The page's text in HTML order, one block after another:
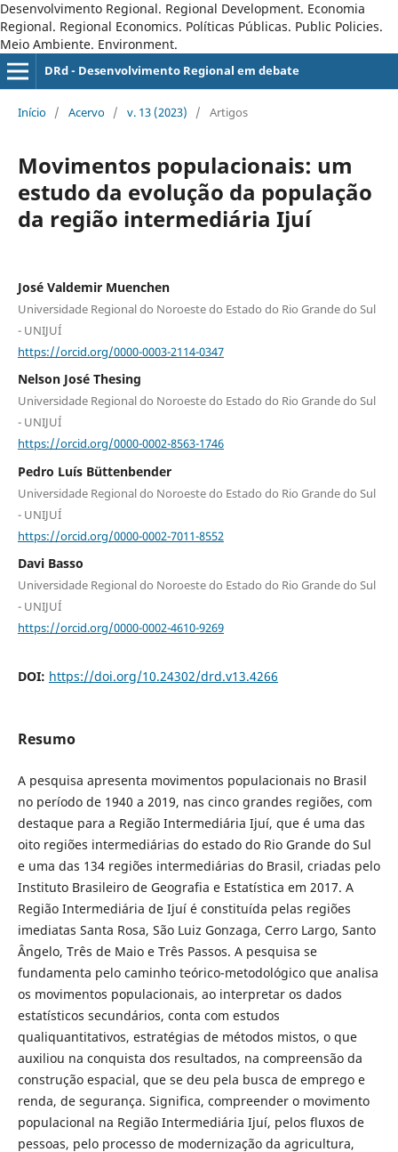
Desenvolvimento Regional. Regional Development. Economia
Regional. Regional Economics. Políticas Públicas. Public Policies.
Meio Ambiente. Environment.
DRd - Desenvolvimento Regional em debate
Início / Acervo / v. 13 (2023) / Artigos
Movimentos populacionais: um
estudo da evolução da população
da região intermediária Ijuí
José Valdemir Muenchen
Universidade Regional do Noroeste do Estado do Rio Grande do Sul
- UNIJUÍ
https://orcid.org/0000-0003-2114-0347
Nelson José Thesing
Universidade Regional do Noroeste do Estado do Rio Grande do Sul
- UNIJUÍ
https://orcid.org/0000-0002-8563-1746
Pedro Luís Büttenbender
Universidade Regional do Noroeste do Estado do Rio Grande do Sul
- UNIJUÍ
https://orcid.org/0000-0002-7011-8552
Davi Basso
Universidade Regional do Noroeste do Estado do Rio Grande do Sul
- UNIJUÍ
https://orcid.org/0000-0002-4610-9269
DOI: https://doi.org/10.24302/drd.v13.4266
Resumo
A pesquisa apresenta movimentos populacionais no Brasil
no período de 1940 a 2019, nas cinco grandes regiões, com
destaque para a Região Intermediária Ijuí, que é uma das
oito regiões intermediárias do estado do Rio Grande do Sul
e uma das 134 regiões intermediárias do Brasil, criadas pelo
Instituto Brasileiro de Geografia e Estatística em 2017. A
Região Intermediária de Ijuí é constituída pelas regiões
imediatas Santa Rosa, São Luiz Gonzaga, Cerro Largo, Santo
Ângelo, Três de Maio e Três Passos. A pesquisa se
fundamenta pelo caminho teórico-metodológico que analisa
os movimentos populacionais, ao interpretar os dados
estatísticos secundários, conta com estudos
qualiquantitativos, estratégias de métodos mistos, o que
auxiliou na conquista dos resultados, na compreensão da
construção espacial, que se deu pela busca de emprego e
renda, de segurança. Significa, compreender o movimento
populacional na Região Intermediária Ijuí, pelos fluxos de
pessoas, pelo processo de modernização da agricultura,